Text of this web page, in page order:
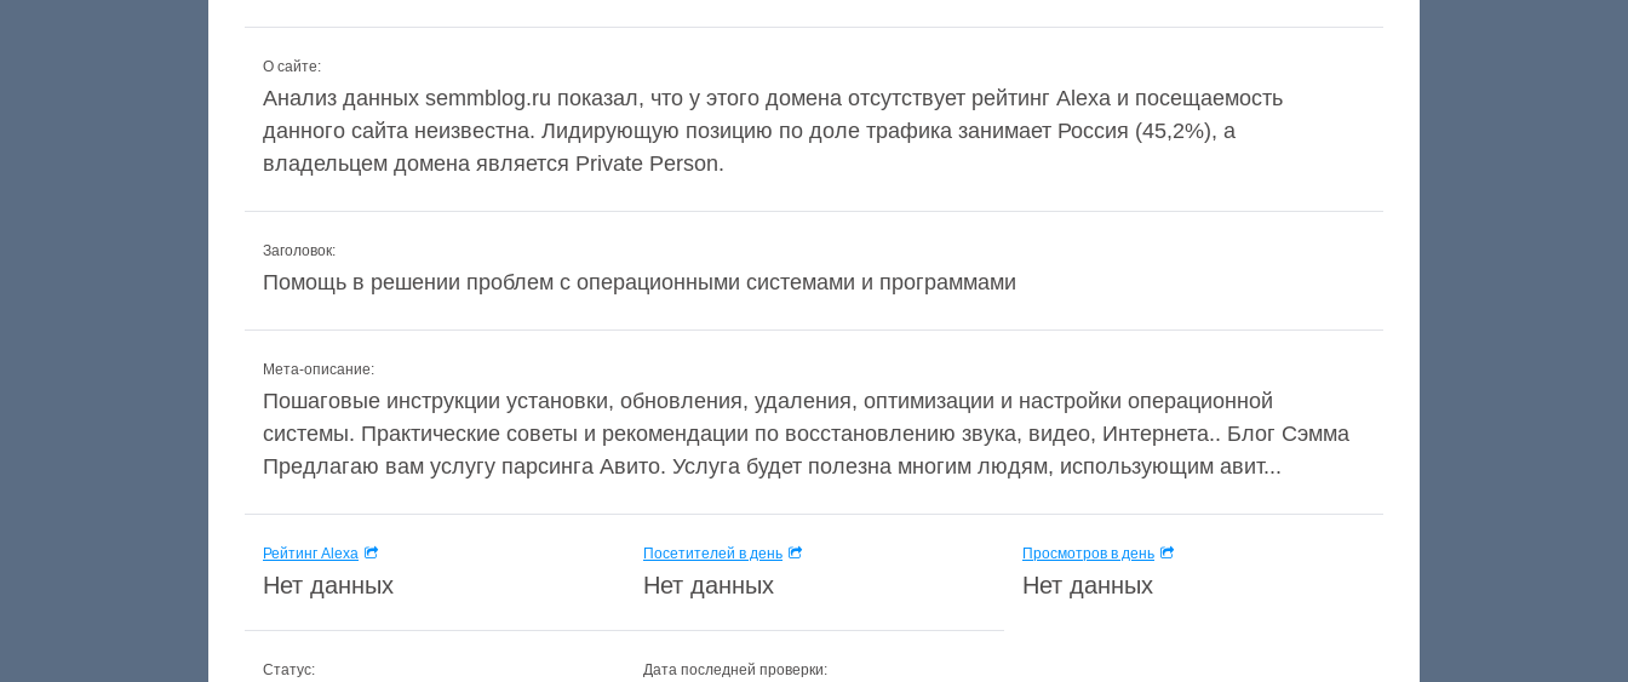
О сайте:
Анализ данных semmblog.ru показал, что у этого домена отсутствует рейтинг Alexa и посещаемость
данного сайта неизвестна. Лидирующую позицию по доле трафика занимает Россия (45,2%), а
владельцем домена является Private Person.
Заголовок:
Помощь в решении проблем с операционными системами и программами
Мета-описание:
Пошаговые инструкции установки, обновления, удаления, оптимизации и настройки операционной
системы. Практические советы и рекомендации по восстановлению звука, видео, Интернета.. Блог Сэмма
Предлагаю вам услугу парсинга Авито. Услуга будет полезна многим людям, использующим авит...
Рейтинг Alexa
Нет данных
Посетителей в день
Нет данных
Просмотров в день
Нет данных
Статус: Дата последней проверки: